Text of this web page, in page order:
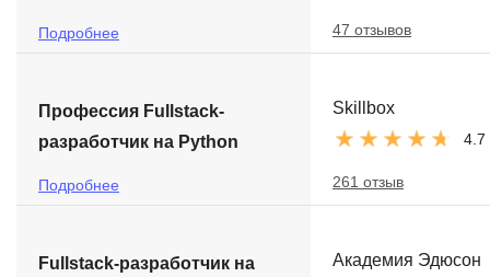
Подробнее 47 отзывов
Профессия Fullstack-
разработчик на Python
Подробнее
Skillbox
4.7
261 отзыв
Fullstack-разработчик на
Академия Эдюсон